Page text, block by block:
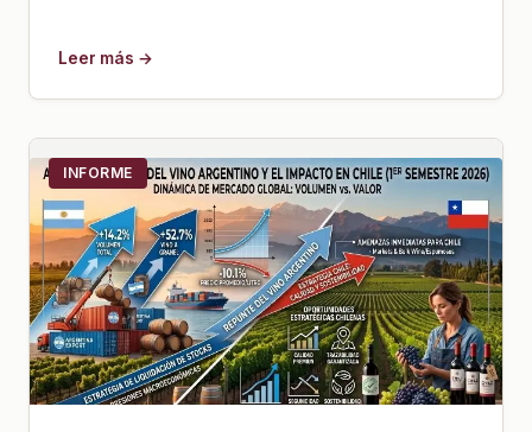
Leer más →
INFORME